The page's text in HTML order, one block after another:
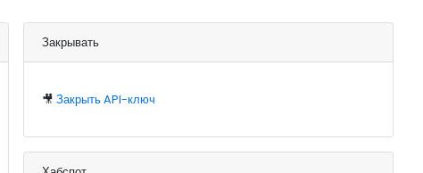
Закрывать
🎥 Закрыть API-ключ